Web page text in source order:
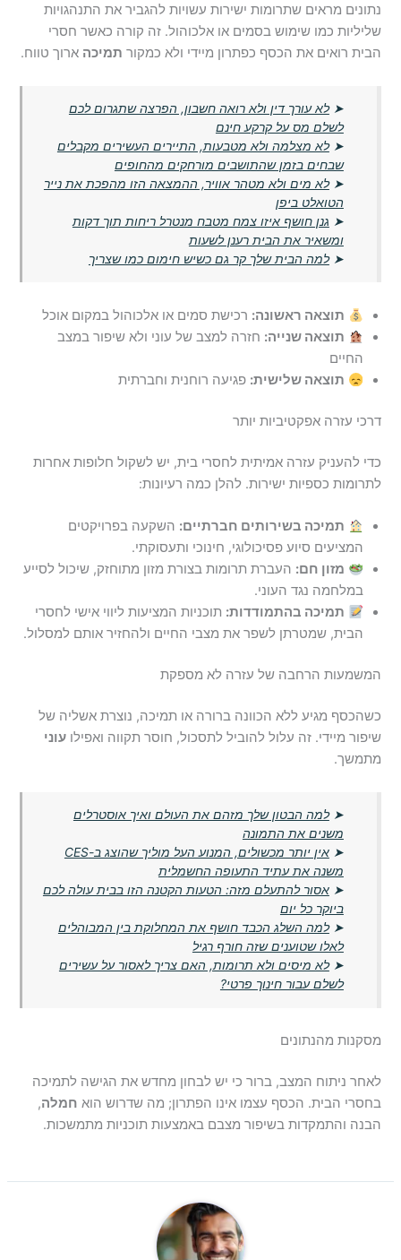
נתונים מראים שתרומות ישירות עשויות להגביר את התנהגויות
שליליות כמו שימוש בסמים או אלכוהול. זה קורה כאשר חסרי
הבית רואים את הכסף כפתרון מיידי ולא כמקור תמיכה ארוך טווח.
➤לא עורך דין ולא רואה חשבון, הפרצה שתגרום לכם
לשלם מס על קרקע חינם
➤לא מצלמה ולא מטבעות, התיירים העשירים מקבלים
שבחים בזמן שהתושבים מורחקים מהחופים
➤לא מים ולא מטהר אוויר, ההמצאה הזו מהפכת את נייר
הטואלט ביפן
➤ גנן חושף איזו צמח מטבח מנטרל ריחות תוך דקות
ומשאיר את הבית רענן לשעות
➤למה הבית שלך קר גם כשיש חימום כמו שצריך
תוצאה ראשונה: רכישת סמים או אלכוהול במקום אוכל
תוצאה שנייה: חזרה למצב של עוני ולא שיפור במצב
החיים
תוצאה שלישית: פגיעה רוחנית וחברתית
דרכי עזרה אפקטיביות יותר
כדי להעניק עזרה אמיתית לחסרי בית, יש לשקול חלופות אחרות
לתרומות כספיות ישירות. להלן כמה רעיונות:
תמיכה בשירותים חברתיים: השקעה בפרויקטים
המציעים סיוע פסיכולוגי, חינוכי ותעסוקתי.
מזון חם: העברת תרומות בצורת מזון מתוחזק, שיכול לסייע
במלחמה נגד העוני.
תמיכה בהתמודדות: תוכניות המציעות ליווי אישי לחסרי
הבית, שמטרתן לשפר את מצבי החיים ולהחזיר אותם למסלול.
המשמעות הרחבה של עזרה לא מספקת
כשהכסף מגיע ללא הכוונה ברורה או תמיכה, נוצרת אשליה של
שיפור מיידי. זה עלול להוביל לתסכול, חוסר תקווה ואפילועוני
מתמשך.
➤למה הבטון שלך מזהם את העולם ואיך אוסטרלים
משנים את התמונה
➤
אין יותר מכשולים, המנוע העל מוליך שהוצג ב-CES
משנה את עתיד התעופה החשמלית
➤אסור להתעלם מזה: הטעות הקטנה הזו בבית עולה לכם
ביוקר כל יום
➤למה השלג הכבד חושף את המחלוקת בין המבוהלים
לאלו שטוענים שזה חורף רגיל
➤לא מיסים ולא תרומות, האם צריך לאסור על עשירים
לשלם עבור חינוך פרטי?
מסקנות מהנתונים
לאחר ניתוח המצב, ברור כי יש לבחון מחדש את הגישה לתמיכה
בחסרי הבית. הכסף עצמו אינו הפתרון; מה שדרוש הוא חמלה,
הבנה והתמקדות בשיפור מצבם באמצעות תוכניות מתמשכות.